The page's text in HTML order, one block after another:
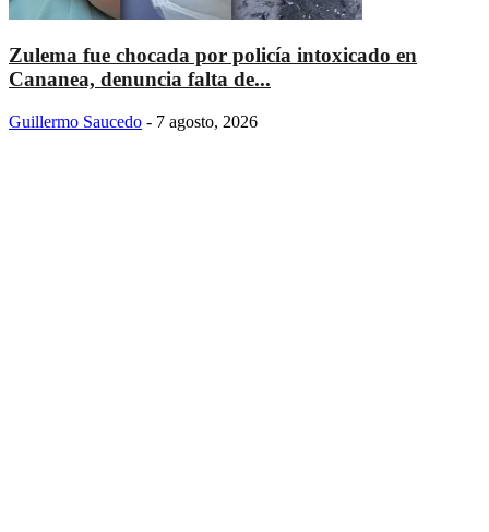
Zulema fue chocada por policía intoxicado en
Cananea, denuncia falta de...
Guillermo Saucedo - 7 agosto, 2026